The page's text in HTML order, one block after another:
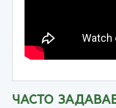
ЧАСТО